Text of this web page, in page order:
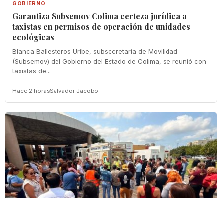
GOBIERNO
Garantiza Subsemov Colima certeza jurídica a
taxistas en permisos de operación de unidades
ecológicas
Blanca Ballesteros Uribe, subsecretaria de Movilidad
(Subsemov) del Gobierno del Estado de Colima, se reunió con
taxistas de...
Hace 2 horasSalvador Jacobo